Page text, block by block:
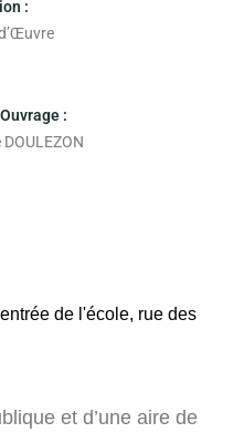
:
:
de l'école, rue des
et d’une aire de